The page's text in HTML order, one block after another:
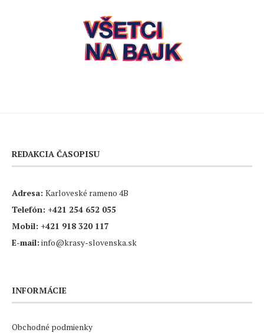
REDAKCIA ČASOPISU
Adresa: Karloveské rameno 4B
Telefón: +421 254 652 055
Mobil: +421 918 320 117
E-mail: info@krasy-slovenska.sk
INFORMÁCIE
Obchodné podmienky